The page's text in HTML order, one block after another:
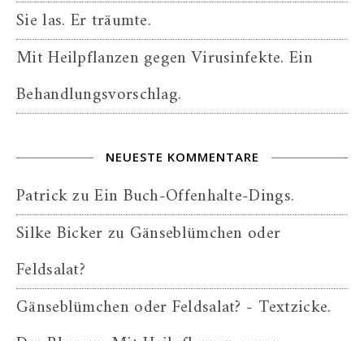
Sie las. Er träumte.
Mit Heilpflanzen gegen Virusinfekte. Ein
Behandlungsvorschlag.
NEUESTE KOMMENTARE
PatrickzuEin Buch-Offenhalte-Dings.
Silke Bickerzu Gänseblümchen oder
Feldsalat?
Gänseblümchen oder Feldsalat? - Textzicke.